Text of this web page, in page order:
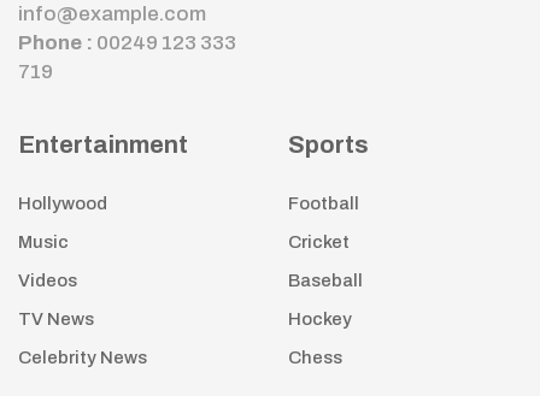
info@example.com
Phone : 00249 123 333
719
Entertainment
Hollywood
Music
Videos
TV News
Celebrity News
Sports
Football
Cricket
Baseball
Hockey
Chess